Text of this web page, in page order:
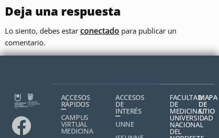
Deja una respuesta
Lo siento, debes estar conectado para publicar un
comentario.
ACCESOS
RÁPIDOS
CAMPUS
VIRTUAL
MEDICINA
ACCESOS
DE
INTERÉS
UNNE
FACULTAD
DE
MEDICINA,
UNIVERSIDAD
NACIONAL
DEL
MAPA
DE
SITIO